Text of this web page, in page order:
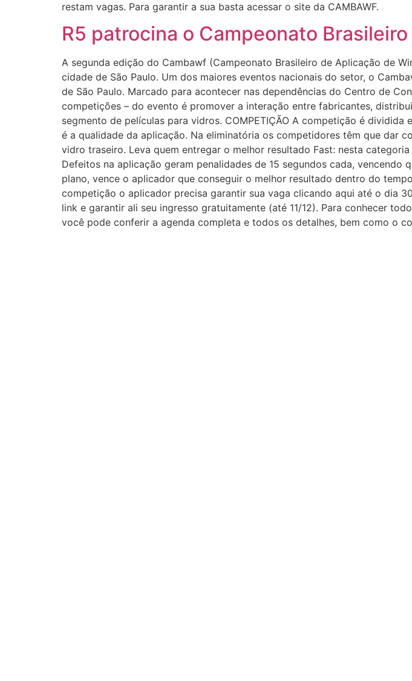
restam vagas. Para garantir a sua basta acessar o site da CAMBAWF.
R5 patrocina o Campeonato
A segunda edição do Cambawf (Campeonato Brasileiro de Aplicação de
cidade de São Paulo. Um dos maiores eventos nacionais do setor, o
de São Paulo. Marcado para acontecer nas dependências do Centro de
competições – do evento é promover a interação entre fabricantes,
segmento de películas para vidros. COMPETIÇÃO A competição é
é a qualidade da aplicação. Na eliminatória os competidores têm que dar
vidro traseiro. Leva quem entregar o melhor resultado Fast: nesta
Defeitos na aplicação geram penalidades de 15 segundos cada,
plano, vence o aplicador que conseguir o melhor resultado dentro do
competição o aplicador precisa garantir sua vaga clicando aqui até o dia
link e garantir ali seu ingresso gratuitamente (até 11/12). Para conhecer
você pode conferir a agenda completa e todos os detalhes, bem como o